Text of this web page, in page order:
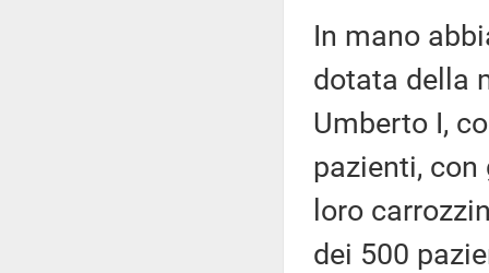
In mano
dotata della
Umberto I,
pazienti,
loro
dei 500